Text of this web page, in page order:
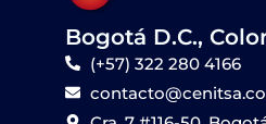
Bogotá D.C.,
(+57) 322 280 4166